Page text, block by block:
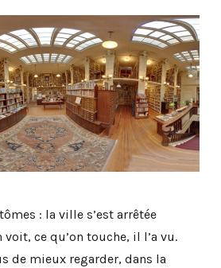
: la ville s’est arrêtée
ce qu’on touche, il l’a vu.
de mieux regarder, dans la